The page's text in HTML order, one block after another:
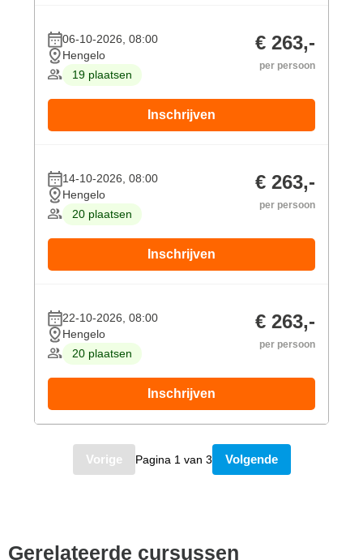
06-10-2026, 08:00
Hengelo
19 plaatsen
€ 263,-
per persoon
Inschrijven
14-10-2026, 08:00
Hengelo
20 plaatsen
€ 263,-
per persoon
Inschrijven
22-10-2026, 08:00
Hengelo
20 plaatsen
€ 263,-
per persoon
Inschrijven
Vorige Pagina 1 van 3 Volgende
Gerelateerde cursussen